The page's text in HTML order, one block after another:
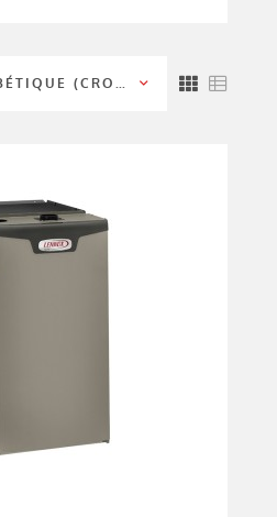
ORDRE ALPHABÉTIQUE (CROISSANT)